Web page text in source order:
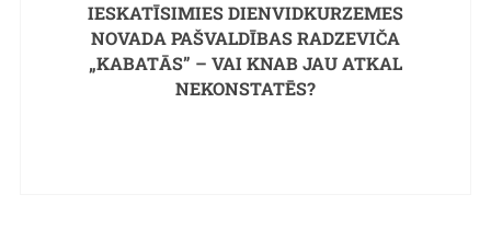
IESKATĪSIMIES DIENVIDKURZEMES
NOVADA PAŠVALDĪBAS RADZEVIČA
„KABATĀS” – VAI KNAB JAU ATKAL
NEKONSTATĒS?